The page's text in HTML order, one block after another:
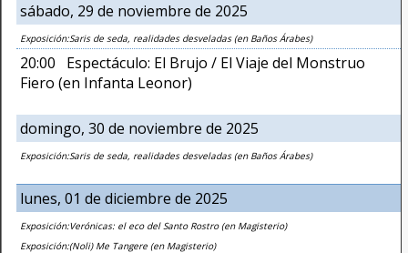
sábado, 29 de noviembre de 2025
Exposición:Saris de seda, realidades desveladas (en Baños Árabes)
20:00 Espectáculo: El Brujo / El Viaje del Monstruo
Fiero (en Infanta Leonor)
domingo, 30 de noviembre de 2025
Exposición:Saris de seda, realidades desveladas (en Baños Árabes)
lunes, 01 de diciembre de 2025
Exposición:Verónicas: el eco del Santo Rostro (en Magisterio)
Exposición:(Noli) Me Tangere (en Magisterio)